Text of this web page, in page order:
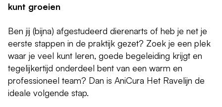
kunt groeien
Ben jij (bijna) afgestudeerd dierenarts of heb je net je
eerste stappen in de praktijk gezet? Zoek je een plek
waar je veel kunt leren, goede begeleiding krijgt en
tegelijkertijd onderdeel bent van een warm en
professioneel team? Dan is AniCura Het Ravelijn de
ideale volgende stap.